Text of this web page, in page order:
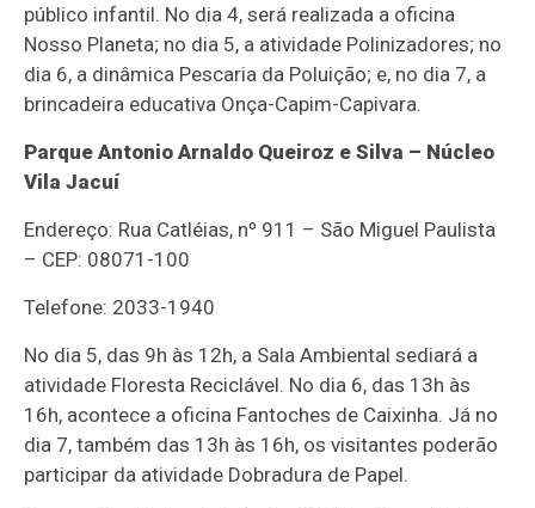
público infantil. No dia 4, será realizada a oficina
Nosso Planeta; no dia 5, a atividade Polinizadores; no
dia 6, a dinâmica Pescaria da Poluição; e, no dia 7, a
brincadeira educativa Onça-Capim-Capivara.
Parque Antonio Arnaldo Queiroz e Silva – Núcleo
Vila Jacuí
Endereço: Rua Catléias, nº 911 – São Miguel Paulista
– CEP: 08071-100
Telefone: 2033-1940
No dia 5, das 9h às 12h, a Sala Ambiental sediará a
atividade Floresta Reciclável. No dia 6, das 13h às
16h, acontece a oficina Fantoches de Caixinha. Já no
dia 7, também das 13h às 16h, os visitantes poderão
participar da atividade Dobradura de Papel.